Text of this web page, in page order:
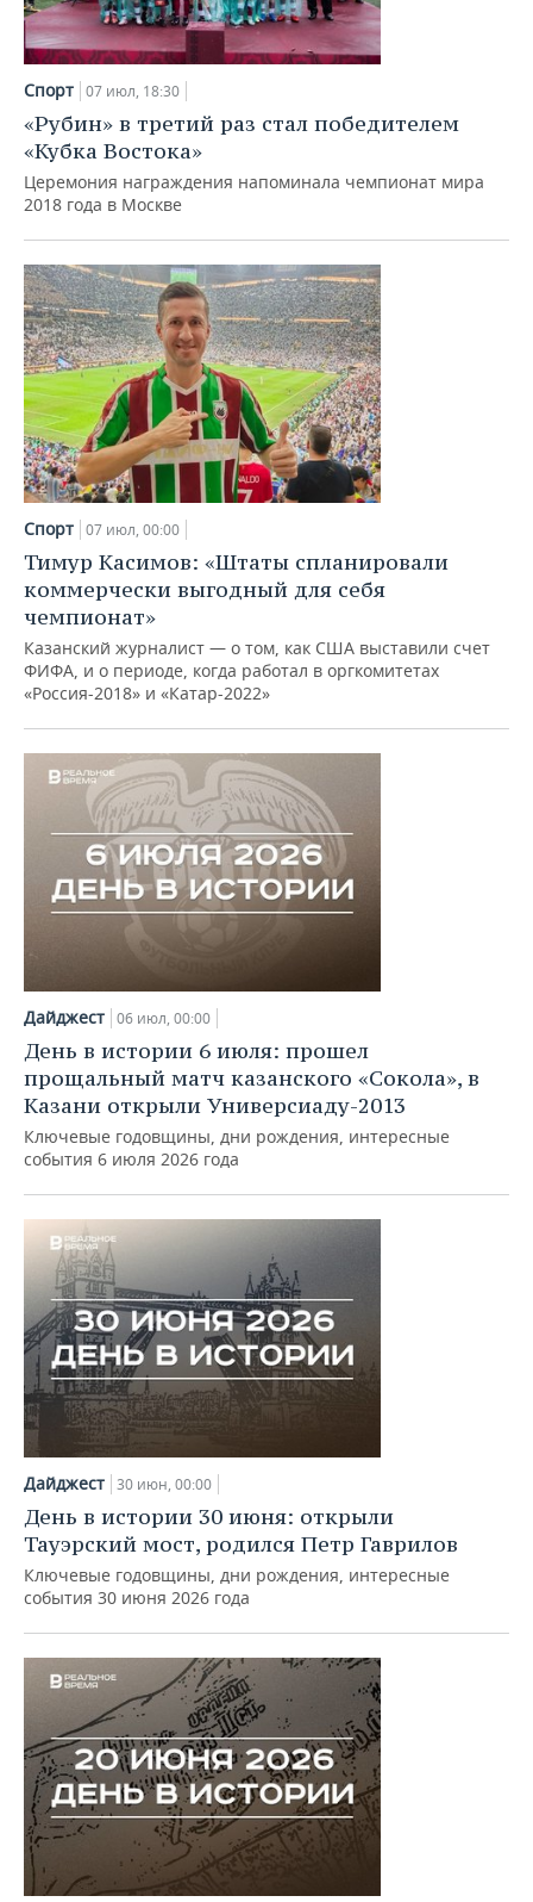
Спорт 07 июл, 18:30
«Рубин» в третий раз стал победителем
«Кубка Востока»
Церемония награждения напоминала чемпионат мира
2018 года в Москве
Спорт 07 июл, 00:00
Тимур Касимов: «Штаты спланировали
коммерчески выгодный для себя
чемпионат»
Казанский журналист — о том, как США выставили счет
ФИФА, и о периоде, когда работал в оргкомитетах
«Россия-2018» и «Катар-2022»
Дайджест 06 июл, 00:00
День в истории 6 июля: прошел
прощальный матч казанского «Сокола», в
Казани открыли Универсиаду-2013
Ключевые годовщины, дни рождения, интересные
события 6 июля 2026 года
Дайджест 30 июн, 00:00
День в истории 30 июня: открыли
Тауэрский мост, родился Петр Гаврилов
Ключевые годовщины, дни рождения, интересные
события 30 июня 2026 года